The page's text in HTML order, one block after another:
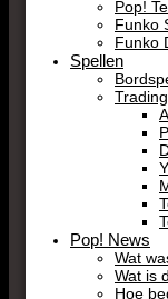
Pop!
Funko
Funko
Spellen
Pop! News
Wat
Wat is
Hoe